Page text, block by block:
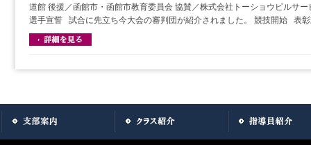
道館 後援／函館市・函館市教育委員会 協賛／株式会社トーショウビルサ
選手宣誓 試合に先立ち今大会の審判団が紹介されました。 競技開始 表